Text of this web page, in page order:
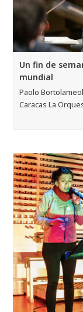
Un fin de
mundial
Paolo
Caracas La